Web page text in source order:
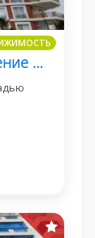
Угловое Коммерческое Помещение 100 М² В Махмутларе